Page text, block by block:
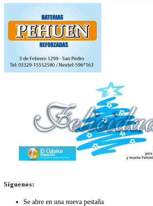
Síguenos:
Se abre en una nueva pestaña